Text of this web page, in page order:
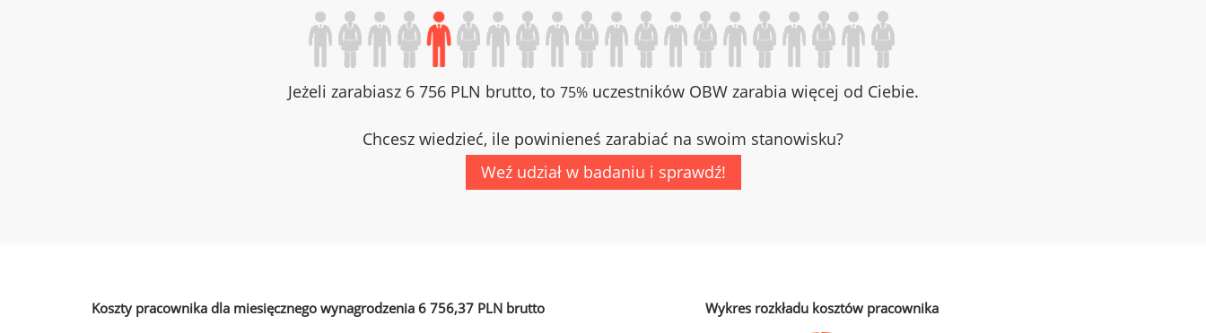
Jeżeli zarabiasz 6 756 PLN brutto, to 75%uczestników OBW zarabia więcej od Ciebie.
Chcesz wiedzieć, ile powinieneś zarabiać na swoim stanowisku?
Weź udział w badaniu i sprawdź!
Koszty pracownika dla miesięcznego wynagrodzenia 6 756,37 PLN brutto Wykres rozkładu kosztów pracownika